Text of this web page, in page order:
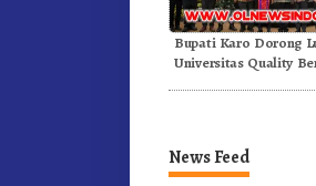
Bupati Karo Dorong
Universitas Quality
News Feed